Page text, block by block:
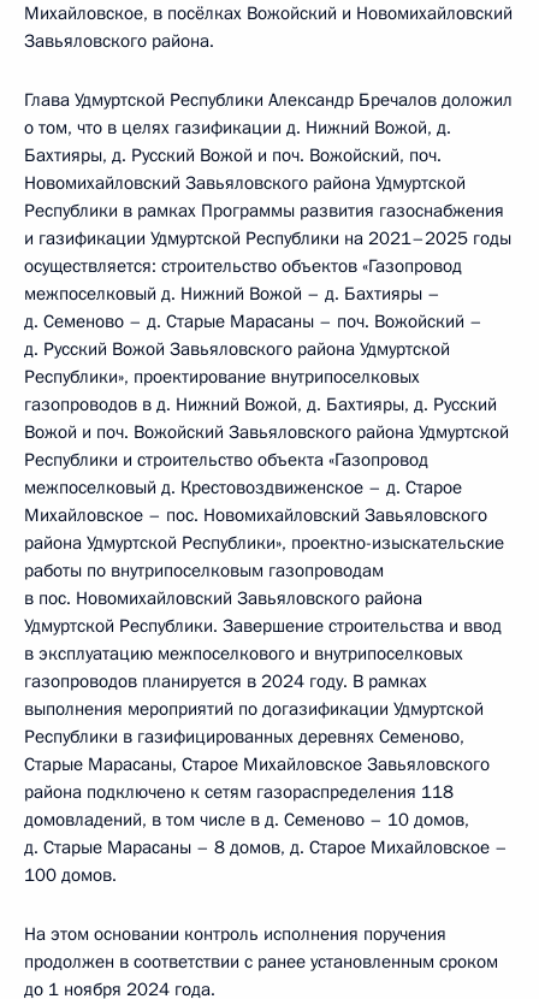
Михайловское, в посёлках Вожойский и Новомихайловский
Завьяловского района.
Глава Удмуртской Республики Александр Бречалов доложил
о том, что в целях газификации д. Нижний Вожой, д.
Бахтияры, д. Русский Вожой и поч. Вожойский, поч.
Новомихайловский Завьяловского района Удмуртской
Республики в рамках Программы развития газоснабжения
и газификации Удмуртской Республики на 2021–2025 годы
осуществляется: строительство объектов «Газопровод
межпоселковый д. Нижний Вожой – д. Бахтияры –
д. Семеново – д. Старые Марасаны – поч. Вожойский –
д. Русский Вожой Завьяловского района Удмуртской
Республики», проектирование внутрипоселковых
газопроводов в д. Нижний Вожой, д. Бахтияры, д. Русский
Вожой и поч. Вожойский Завьяловского района Удмуртской
Республики и строительство объекта «Газопровод
межпоселковый д. Крестовоздвиженское – д. Старое
Михайловское – пос. Новомихайловский Завьяловского
района Удмуртской Республики», проектно-изыскательские
работы по внутрипоселковым газопроводам
в пос. Новомихайловский Завьяловского района
Удмуртской Республики. Завершение строительства и ввод
в эксплуатацию межпоселкового и внутрипоселковых
газопроводов планируется в 2024 году. В рамках
выполнения мероприятий по догазификации Удмуртской
Республики в газифицированных деревнях Семеново,
Старые Марасаны, Старое Михайловское Завьяловского
района подключено к сетям газораспределения 118
домовладений, в том числе в д. Семеново – 10 домов,
д. Старые Марасаны – 8 домов, д. Старое Михайловское –
100 домов.
На этом основании контроль исполнения поручения
продолжен в соответствии с ранее установленным сроком
до 1 ноября 2024 года.